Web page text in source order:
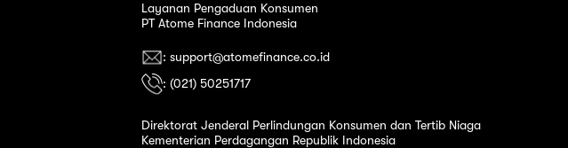
Layanan Pengaduan Konsumen
PT Atome Finance Indonesia
: support@atomefinance.co.id
: (021) 50251717
Direktorat Jenderal Perlindungan Konsumen dan Tertib Niaga
Kementerian Perdagangan Republik Indonesia